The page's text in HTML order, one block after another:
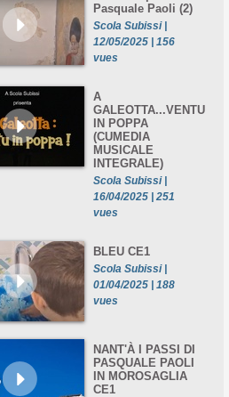
Pasquale Paoli (2)
Scola Subissi |
12/05/2025 | 156
vues
A
GALEOTTA...VENTU
IN POPPA
(CUMEDIA
MUSICALE
INTEGRALE)
Scola Subissi |
16/04/2025 | 251
vues
BLEU CE1
Scola Subissi |
01/04/2025 | 188
vues
NANT'À I PASSI DI
PASQUALE PAOLI
IN MOROSAGLIA
CE1